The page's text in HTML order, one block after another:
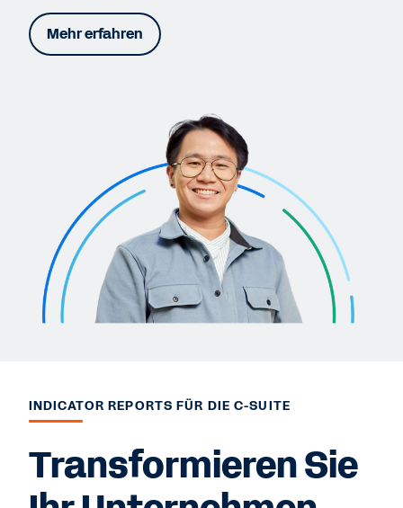
Mehr erfahren
INDICATOR REPORTS FÜR DIE C-SUITE
Transformieren Sie